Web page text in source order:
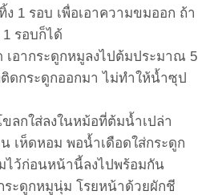
1 รอบ เพื่อเอาความขมออก ถ้า
รอบก็ได้
เอากระดูกหมูลงไปต้มประมาณ 5
ดกระดูกออกมา ไม่ทำให้น้ำซุป
ขลกใส่ลงในหม้อที่ต้มน้ำเปล่า
เห็ดหอม พอน้ำเดือดใส่กระดูก
ไว้ก่อนหน้านี้ลงไปพร้อมกัน
ระดูกหมูนุ่ม โรยหน้าด้วยผักชี